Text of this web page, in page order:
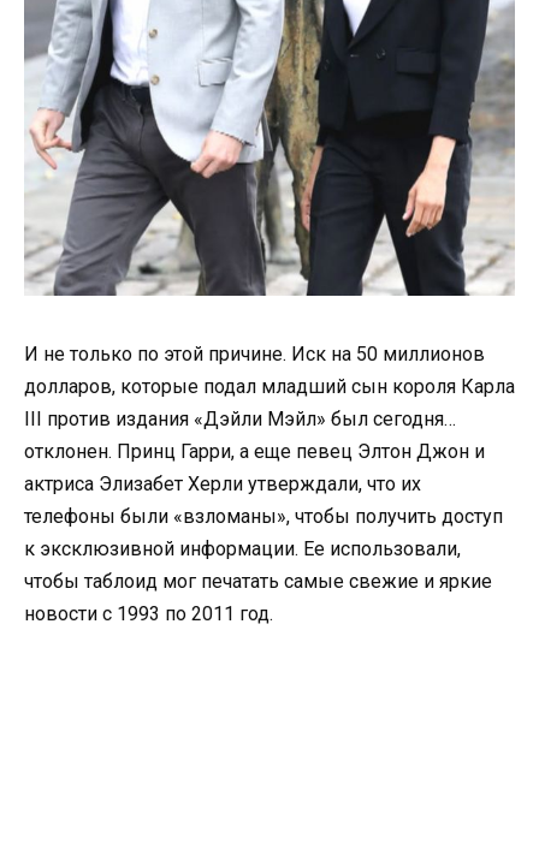
И не только по этой причине. Иск на 50 миллионов
долларов, которые подал младший сын короля Карла
III против издания «Дэйли Мэйл» был сегодня…
отклонен. Принц Гарри, а еще певец Элтон Джон и
актриса Элизабет Херли утверждали, что их
телефоны были «взломаны», чтобы получить доступ
к эксклюзивной информации. Ее использовали,
чтобы таблоид мог печатать самые свежие и яркие
новости с 1993 по 2011 год.